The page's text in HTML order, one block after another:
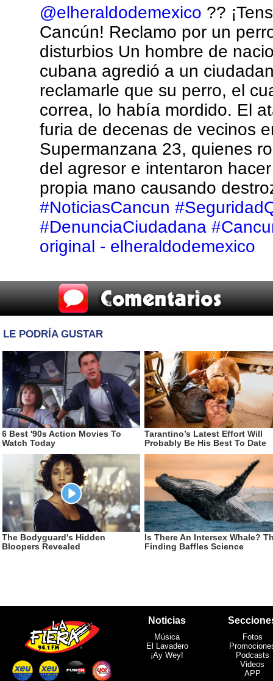
@elheraldodemexico ??
Cancún! Reclamo por un
disturbios Un hombre de
cubana agredió a un
reclamarle que su perro, el
correa, lo había mordido. El
furia de decenas de vecinos
Supermanzana 23, quienes
del agresor e intentaron
propia mano causando
#NoticiasCancun
#DenunciaCiudadana
original - elheraldodemexico
Noticias
Música
El Lavadero
¡Ay Wey!
Fotos
Podcasts
Videos
APP